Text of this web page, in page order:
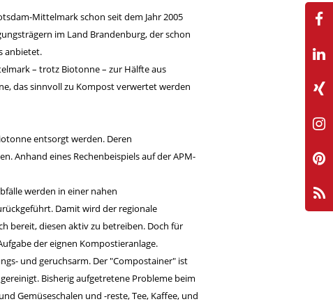
Mittelmark schon seit dem Jahr 2005
im Land Brandenburg, der schon
anbietet.
– trotz Biotonne – zur Hälfte aus
das sinnvoll zu Kompost verwertet werden
entsorgt werden. Deren
Anhand eines Rechenbeispiels auf der APM-
werden in einer nahen
Damit wird der regionale
bereit, diesen aktiv zu betreiben. Doch für
der eignen Kompostieranlage.
und geruchsarm. Der "Compostainer" ist
Bisherig aufgetretene Probleme beim
Gemüseschalen und -reste, Tee, Kaffee, und